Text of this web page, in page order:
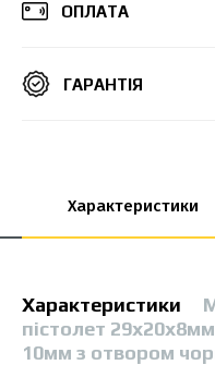
ОПЛАТА
ГАРАНТІЯ
Характеристики
Характеристики
пістолет
10мм з отвором